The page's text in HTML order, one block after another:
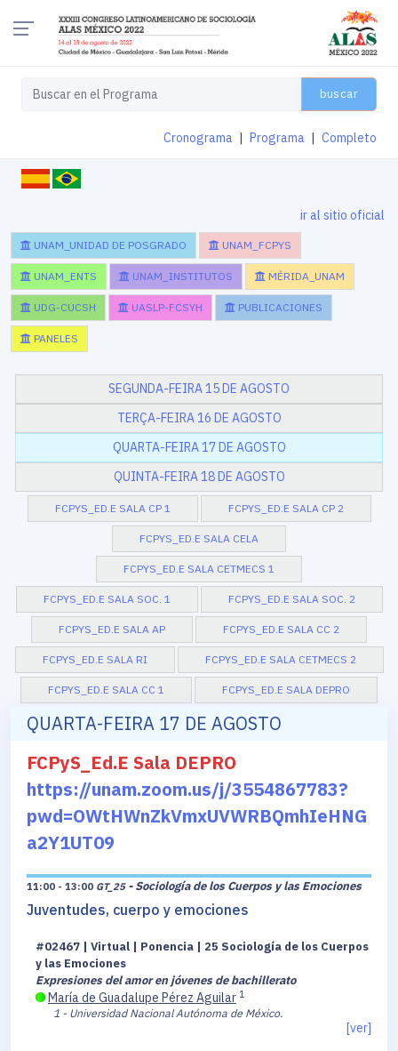
buscar
Cronograma Programa Completo
ir al sitio oficial
UNAM_UNIDAD DE POSGRADO UNAM_FCPYS
UNAM_ENTS UNAM_INSTITUTOS MÉRIDA_UNAM
UDG-CUCSH UASLP-FCSYH PUBLICACIONES
PANELES
SEGUNDA-FEIRA 15 DE AGOSTO
TERÇA-FEIRA 16 DE AGOSTO
QUARTA-FEIRA 17 DE AGOSTO
QUINTA-FEIRA 18 DE AGOSTO
FCPYS_ED.E SALA CP 1 FCPYS_ED.E SALA CP 2
FCPYS_ED.E SALA CELA
FCPYS_ED.E SALA CETMECS 1
FCPYS_ED.E SALA SOC. 1 FCPYS_ED.E SALA SOC. 2
FCPYS_ED.E SALA AP FCPYS_ED.E SALA CC 2
FCPYS_ED.E SALA RI FCPYS_ED.E SALA CETMECS 2
FCPYS_ED.E SALA CC 1 FCPYS_ED.E SALA DEPRO
QUARTA-FEIRA 17 DE AGOSTO
FCPyS_Ed.E Sala DEPRO
https://unam.zoom.us/j/3554867783?
pwd=OWtHWnZkVmxUVWRBQmhIeHNG
a2Y1UT09
11:00 - 13:00 GT_25 - Sociología de los Cuerpos y las Emociones
Juventudes, cuerpo y emociones
#02467 | Virtual | Ponencia | 25 Sociología de los Cuerpos
y las Emociones
Expresiones del amor en jóvenes de bachillerato
María de Guadalupe Pérez Aguilar 1
1 - Universidad Nacional Autónoma de México.
[ver]